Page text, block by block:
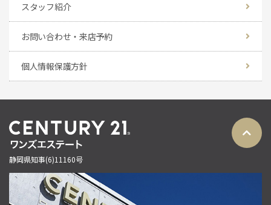
スタッフ紹介
お問い合わせ・来店予約
個人情報保護方針
静岡県知事(6)11160号